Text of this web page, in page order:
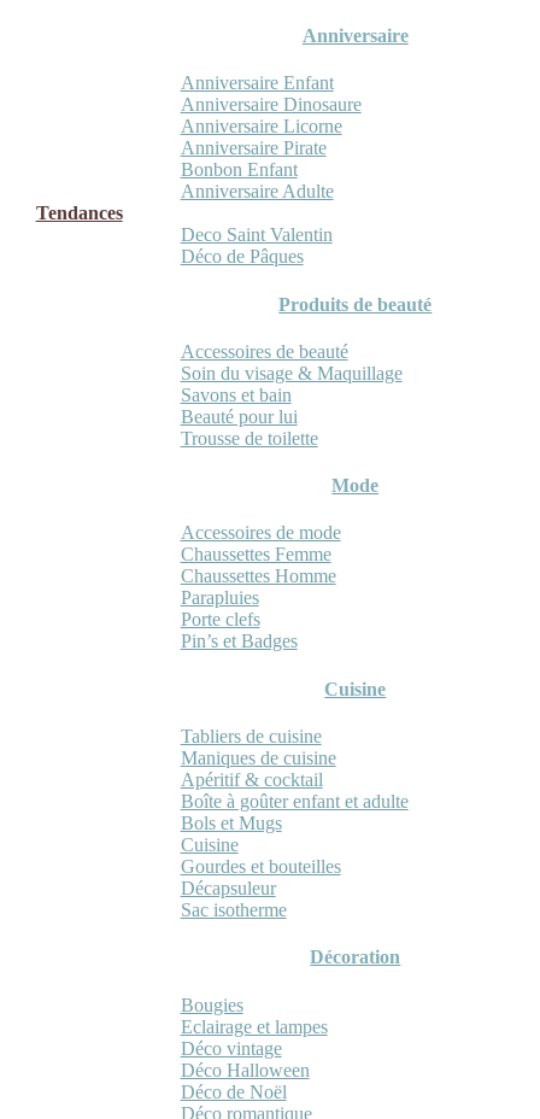
Anniversaire
Anniversaire Enfant
Anniversaire Dinosaure
Anniversaire Licorne
Anniversaire Pirate
Bonbon Enfant
Anniversaire Adulte
Tendances
Deco Saint Valentin
Déco de Pâques
Produits de beauté
Accessoires de beauté
Soin du visage & Maquillage
Savons et bain
Beauté pour lui
Trousse de toilette
Mode
Accessoires de mode
Chaussettes Femme
Chaussettes Homme
Parapluies
Porte clefs
Pin’s et Badges
Cuisine
Tabliers de cuisine
Maniques de cuisine
Apéritif & cocktail
Boîte à goûter enfant et adulte
Bols et Mugs
Cuisine
Gourdes et bouteilles
Décapsuleur
Sac isotherme
Décoration
Bougies
Eclairage et lampes
Déco vintage
Déco Halloween
Déco de Noël
Déco romantique